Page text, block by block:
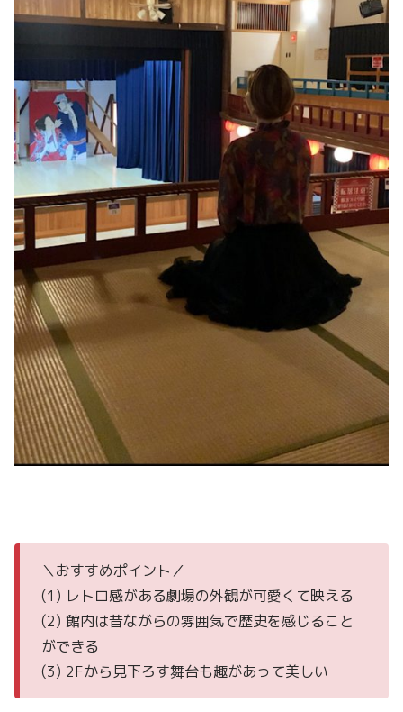
＼おすすめポイント／
(1) レトロ感がある劇場の外観が可愛くて映える
(2) 館内は昔ながらの雰囲気で歴史を感じること
ができる
(3) 2Fから見下ろす舞台も趣があって美しい